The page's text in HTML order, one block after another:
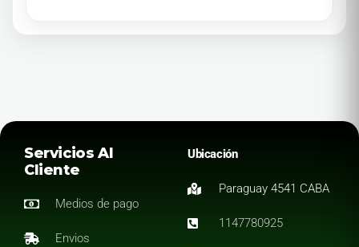
Servicios Al
Cliente
Medios de pago
Envios
Ubicación
Paraguay 4541 CABA
1147780925